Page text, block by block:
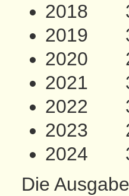
2018
2019
2020
2021
2022
2023
2024
Die